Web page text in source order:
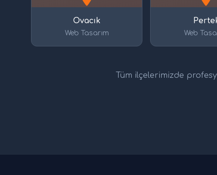
Ovacık
Web Tasarım Web
Tüm ilçelerimizde